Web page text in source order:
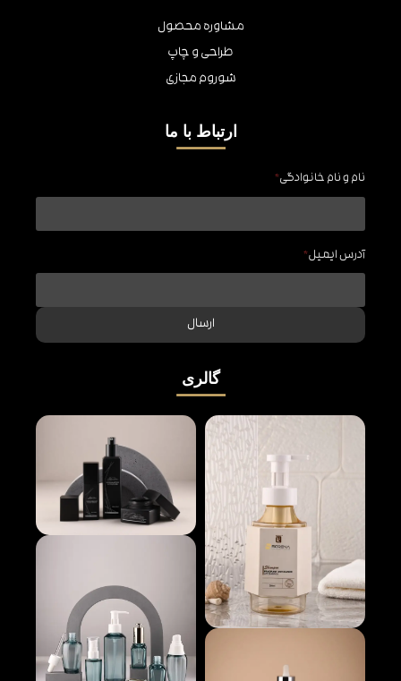
گالری
مشاوره محصول
طراحی و چاپ
شوروم مجازی
ارتباط با ما
نام و نام خانوادگی*
آدرس ایمیل*
ارسال